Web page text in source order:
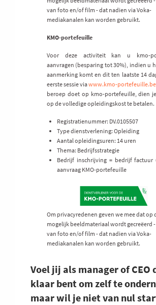
Voel jij als manager of CEO
klaar bent om zelf te
maar wil je niet van nul
van foto en/of film - dat nadien via Voka-
mediakanalen kan worden gebruikt.
KMO-portefeuille
Voor deze activiteit kan u kmo-
aanvragen (besparing tot 30%), indien u
aanmerking komt en dit ten laatste 14
eerste sessie viawww.kmo-portefeuille.be
beroep doet op kmo-portefeuille, dien
op de volledige opleidingskost te betalen.
Registratienummer: DV.0105507
Type dienstverlening: Opleiding
Aantal opleidingsuren: 14 uren
Thema: Bedrijfsstrategie
Bedrijf inschrijving = bedrijf
aanvraag KMO-portefeuille
Om privacyredenen geven we mee dat op
mogelijk beeldmateriaal wordt gecreëerd
van foto en/of film - dat nadien via Voka-
mediakanalen kan worden gebruikt.